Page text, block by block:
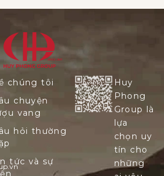
chúng tôi
chuyện
vang
hỏi thường
tức và sự
Huy
Phong
Group là
lựa
chọn uy
tín cho
những